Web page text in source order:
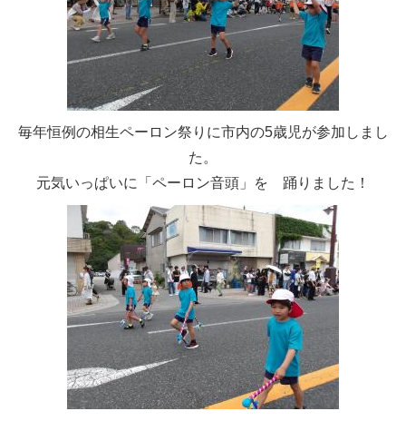
毎年恒例の相生ペーロン祭りに市内の5歳児が参加しまし
た。
元気いっぱいに「ペーロン音頭」を 踊りました！